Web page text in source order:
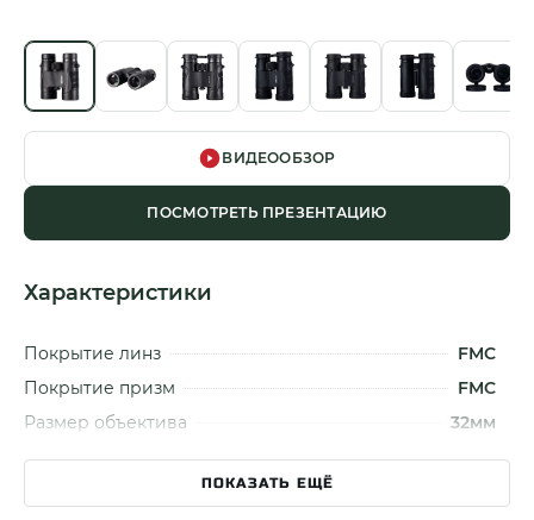
ВИДЕООБЗОР
ПОСМОТРЕТЬ ПРЕЗЕНТАЦИЮ
Характеристики
Покрытие линз
FMC
Покрытие призм
FMC
Размер объектива
32мм
Увеличение
10x
Сумеречный факторПОКАЗАТЬ ЕЩЁ